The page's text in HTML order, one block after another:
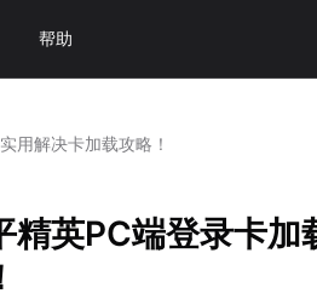
帮助
用解决卡加载攻略！
精英PC端登录卡